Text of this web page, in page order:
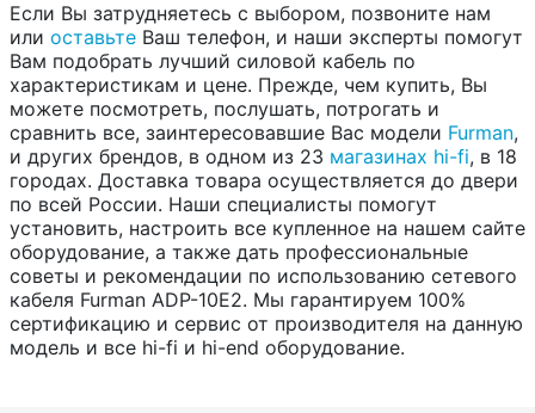
Если Вы затрудняетесь с выбором, позвоните нам
или оставьте Ваш телефон, и наши эксперты помогут
Вам подобрать лучший силовой кабель по
характеристикам и цене. Прежде, чем купить, Вы
можете посмотреть, послушать, потрогать и
сравнить все, заинтересовавшие Вас модели Furman,
и других брендов, в одном из 23 магазинах hi-fi, в 18
городах. Доставка товара осуществляется до двери
по всей России. Наши специалисты помогут
установить, настроить все купленное на нашем сайте
оборудование, а также дать профессиональные
советы и рекомендации по использованию сетевого
кабеля Furman ADP-10E2. Мы гарантируем 100%
сертификацию и сервис от производителя на данную
модель и все hi-fi и hi-end оборудование.